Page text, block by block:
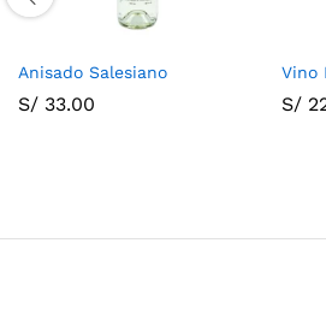
Anisado Salesiano
S/ 33.00
Vino
S/